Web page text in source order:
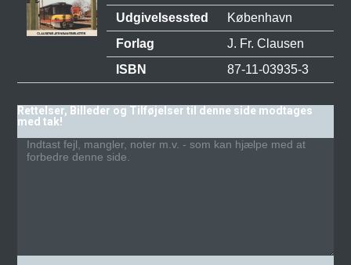
Udgivelsessted
København
Forlag
J. Fr. Clausen
ISBN
87-11-03935-3
Rettelser, Billeder og Tilføjelser til denne side modtages
med tak!